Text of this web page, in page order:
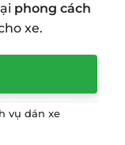
phong cách
xe.
vụ dán xe